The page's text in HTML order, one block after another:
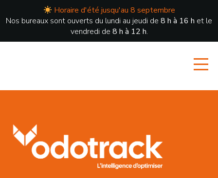
Horaire d'été jusqu'au 8 septembre
Nos bureaux sont ouverts du lundi au jeudi de 8 h à 16 h et le
vendredi de 8 h à 12 h.